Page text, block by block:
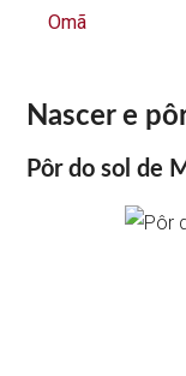
Omã
Nascer e
Pôr do sol de